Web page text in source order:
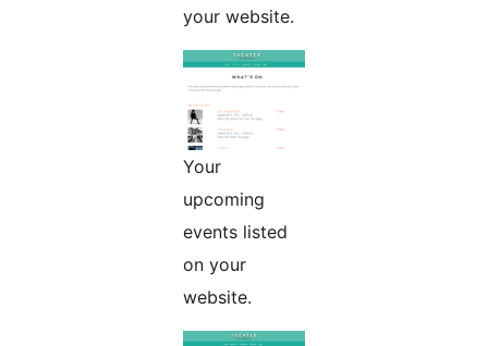
your website.
Your
upcoming
events listed
on your
website.